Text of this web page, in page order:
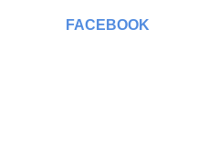
FACEBOOK